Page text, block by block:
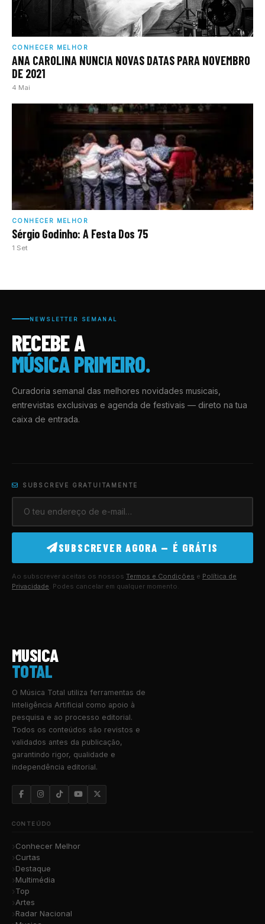
CONHECER MELHOR
ANA CAROLINA NUNCIA NOVAS DATAS PARA NOVEMBRO
DE 2021
4 Mai
CONHECER MELHOR
Sérgio Godinho: A Festa Dos 75
1 Set
NEWSLETTER SEMANAL
RECEBE A
MÚSICA PRIMEIRO.
Curadoria semanal das melhores novidades musicais,
entrevistas exclusivas e agenda de festivais — direto na tua
caixa de entrada.
SUBSCREVE GRATUITAMENTE
SUBSCREVER AGORA — É GRÁTIS
Ao subscrever aceitas os nossos Termos e Condições e Política de
Privacidade . Podes cancelar em qualquer momento.
MUSICA
TOTAL
O Música Total utiliza ferramentas de
Inteligência Artificial como apoio à
pesquisa e ao processo editorial.
Todos os conteúdos são revistos e
validados antes da publicação,
garantindo rigor, qualidade e
independência editorial.
CONTEÚDO
Conhecer Melhor
Curtas
Destaque
Multimédia
Top
Artes
Radar Nacional